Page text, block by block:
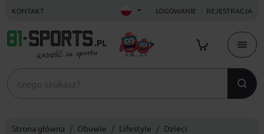
KONTAKT LOGOWANIE REJESTRACJA
Strona główna Obuwie Lifestyle Dzieci